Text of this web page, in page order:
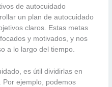
de autocuidado
un plan de autocuidado
claros. Estas metas
y motivados, y nos
a lo largo del tiempo.
es útil dividirlas en
Por ejemplo, podemos